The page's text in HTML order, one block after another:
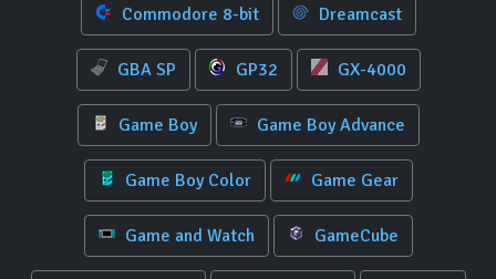
Commodore 8-bit Dreamcast
GBA SP GP32 GX-4000
Game Boy Game Boy Advance
Game Boy Color Game Gear
Game and Watch GameCube